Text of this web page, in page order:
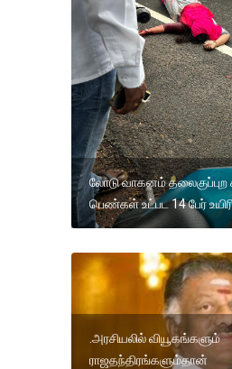
லோடு வாகனம் தலைகுப்புற
பெண்கள் உட்பட 14 பேர்
.அரசியலில் வியூகங்களும்
ராஜதந்திரங்களும்தான்